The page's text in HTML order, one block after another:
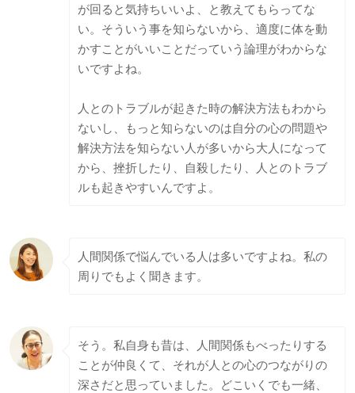
が回ると気持ちいいよ、と教えてもらってな
い。そういう事を知らないから、適度に体を動
かすことがいいことだっていう論理がわからな
いですよね。
人とのトラブルが起きた時の解決方法もわから
ないし、もっと知らないのは自分の心の問題や
解決方法を知らない人が多いから大人になって
から、挫折したり、自殺したり、人とのトラブ
ルも起きやすいんですよ。
人間関係で悩んでいる人は多いですよね。私の
周りでもよく聞きます。
そう。私自身も昔は、人間関係もべったりする
ことが仲良くて、それが人との心のつながりの
深さだと思っていました。どこいくでも一緒、